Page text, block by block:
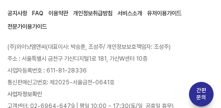
간편
문의
공지사항 FAQ 이용약관 개인정보취급방침 서비스소개
유저이용가이드
전문가이용가이드
(주)와이낫엠앤씨(대표이사: 박승훈, 조성주/ 개인정보보호책임자: 조성주)
주소 : 서울특별시 금천구 가산디지털1로 181, 가산W센터 10층
사업자등록번호 : 611-81-28336
통신판매신고번호: 제2025-서울금천-0641호
사업자정보확인
고객센터: 02-6964-6479 | 평일 10:00 ~ 17:30(토/일, 공휴일 휴무)